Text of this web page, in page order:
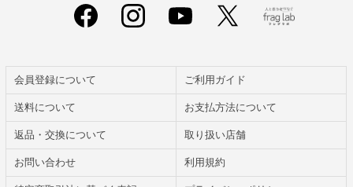
会員登録について ご利用ガイド
送料について お支払方法について
返品・交換について 取り扱い店舗
お問い合わせ 利用規約